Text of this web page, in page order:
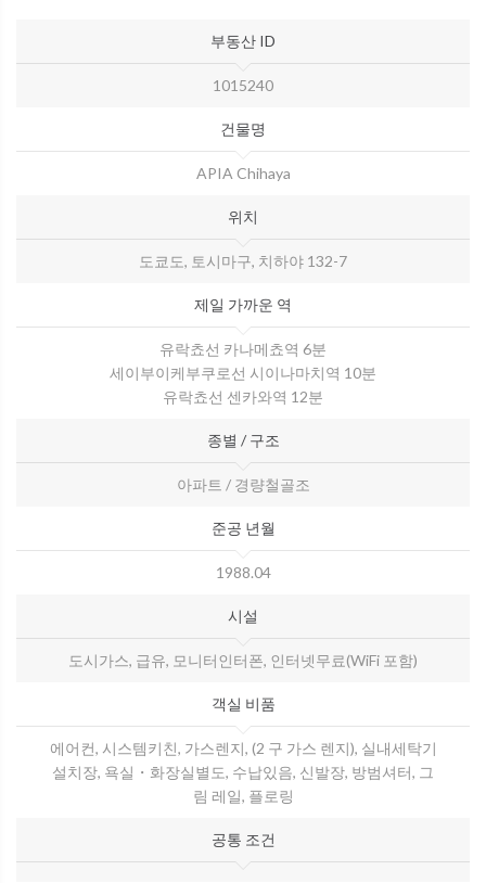
부동산 ID
1015240
건물명
APIA Chihaya
위치
도쿄도, 토시마구, 치하야 132-7
제일 가까운 역
유락쵸선 카나메쵸역 6분
세이부이케부쿠로선 시이나마치역 10분
유락쵸선 센카와역 12분
종별 / 구조
아파트 / 경량철골조
준공 년월
1988.04
시설
도시가스, 급유, 모니터인터폰, 인터넷무료(WiFi 포함)
객실 비품
에어컨, 시스템키친, 가스렌지, (2 구 가스 렌지), 실내세탁기
설치장, 욕실・화장실별도, 수납있음, 신발장, 방범셔터, 그
림 레일, 플로링
공통 조건